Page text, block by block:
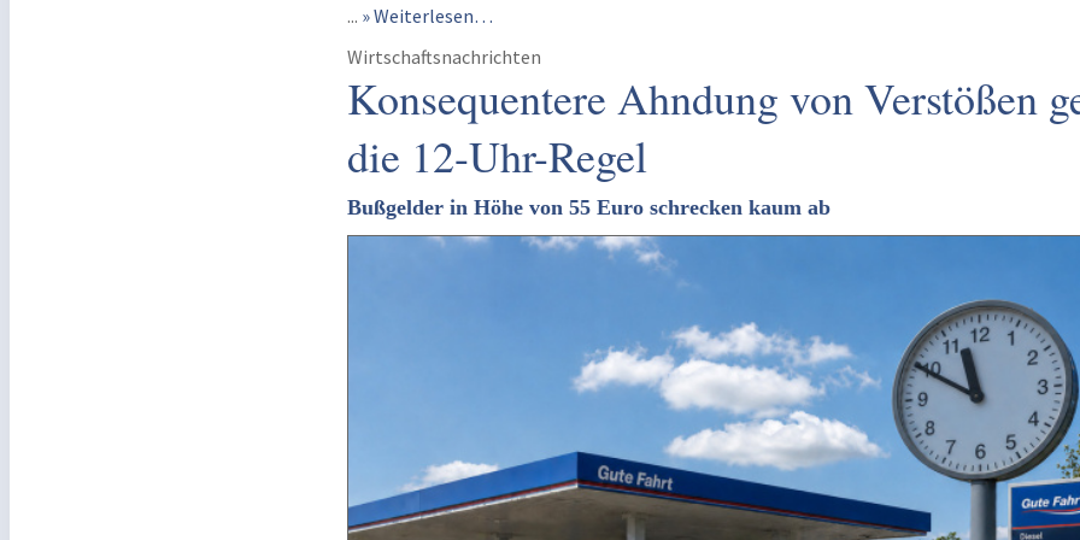
... » Weiterlesen…
Wirtschaftsnachrichten
Konsequentere Ahndung von Verstößen
die 12-Uhr-Regel
Bußgelder in Höhe von 55 Euro schrecken kaum ab